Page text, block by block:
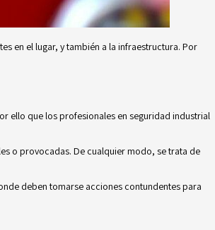
en el lugar, y también a la infraestructura. Por
ello que los profesionales en seguridad industrial
o provocadas. De cualquier modo, se trata de
deben tomarse acciones contundentes para